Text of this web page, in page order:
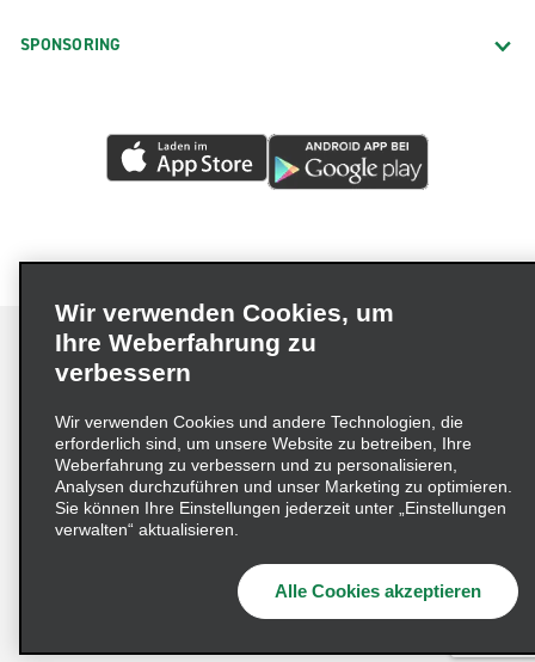
SPONSORING
Impressum Nutzungsbedingungen
Datenschutzrichtlinie
Cookie-Richtlinie
Datenschutzoptionen
Lieferkettensorgfaltspflichtengesetz (LkSG) Grundsatzerklärung
Beschwerdeverfahren nach dem
© 2026 Enterprise Holdings, Inc. Alle Rechte vorbehalten
Wir verwenden Cookies, um
Ihre Weberfahrung zu
verbessern
Wir verwenden Cookies und andere Technologien, die
erforderlich sind, um unsere Website zu betreiben, Ihre
Weberfahrung zu verbessern und zu personalisieren,
Analysen durchzuführen und unser Marketing zu optimieren.
Sie können Ihre Einstellungen jederzeit unter „Einstellungen
verwalten“ aktualisieren.
Alle Cookies akzeptieren